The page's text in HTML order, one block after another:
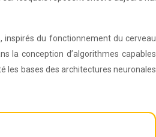
inspirés du fonctionnement du cerveau
la conception d’algorithmes capables
les bases des architectures neuronales